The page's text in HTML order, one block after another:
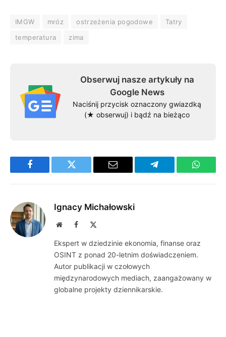
IMGW mróz ostrzeżenia pogodowe
Tatry
temperatura
zima
Obserwuj nasze artykuły na
Google News
Naciśnij przycisk oznaczony gwiazdką
(★ obserwuj) i bądź na bieżąco
Facebook Twitter Email Telegram
Ignacy Michałowski
WebsiteFacebook
Ekspert w dziedzinie ekonomia, finanse oraz
OSINT z ponad 20-letnim doświadczeniem.
Autor publikacji w czołowych
międzynarodowych mediach, zaangażowany w
globalne projekty dziennikarskie.